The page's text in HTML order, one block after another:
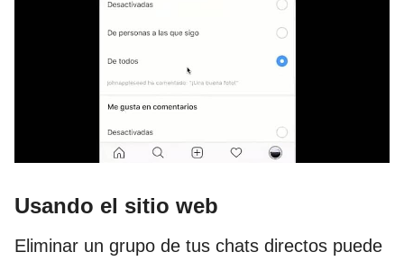
Usando el sitio web
Eliminar un grupo de tus chats directos puede